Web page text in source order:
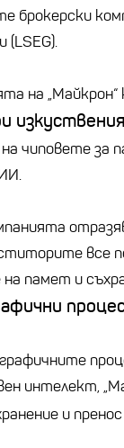
брокерски
(LSEG).
на
чиповете за
все
памет и
интелект,
и